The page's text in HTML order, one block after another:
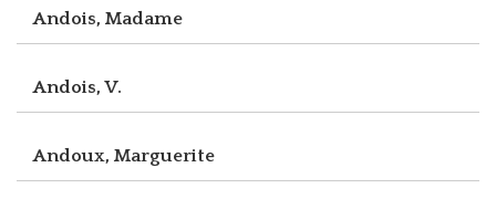
Andois, Madame
Andois, V.
Andoux, Marguerite